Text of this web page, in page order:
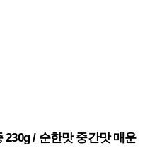
230g / 순한맛 중간맛 매운